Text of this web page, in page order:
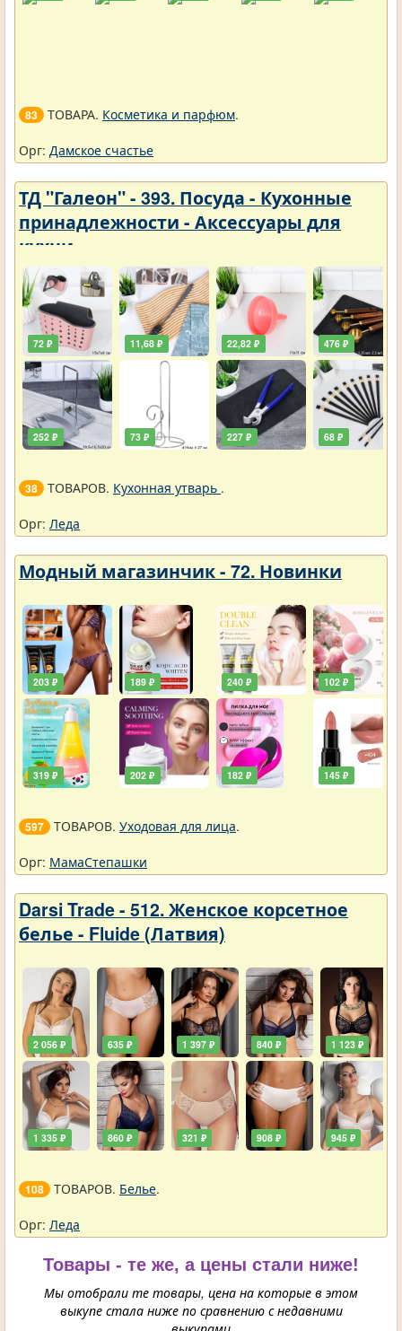
83 ТОВАРА. Косметика и парфюм.
Орг: Дамское счастье
ТД "Галеон" - 393. Посуда - Кухонные
принадлежности - Аксессуары для
кухни
72 ₽
252 ₽
11,68 ₽
73 ₽
22,82 ₽
227 ₽
476 ₽
68 ₽
38 ТОВАРОВ. Кухонная утварь .
Орг: Леда
Модный магазинчик - 72. Новинки
203 ₽
319 ₽
189 ₽
202 ₽
240 ₽
182 ₽
102 ₽
145 ₽
597 ТОВАРОВ. Уходовая для лица.
Орг: МамаСтепашки
Darsi Trade - 512. Женское корсетное
белье - Fluide (Латвия)
2 056 ₽
1 335 ₽
635 ₽
860 ₽
1 397 ₽
321 ₽
840 ₽
908 ₽
1 123 ₽
945 ₽
108 ТОВАРОВ. Белье.
Орг: Леда
Товары - те же, а цены стали ниже!
Мы отобрали те товары, цена на которые в этом
выкупе стала ниже по сравнению с недавними